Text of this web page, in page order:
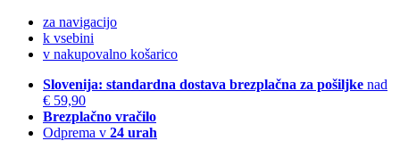
za navigacijo
k vsebini
v nakupovalno košarico
Slovenija: standardna dostava brezplačna za pošiljke nad
€ 59,90
Brezplačno vračilo
Odprema v 24 urah